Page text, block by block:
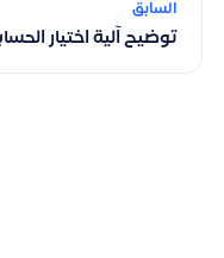
السابق
توضيح آلية اختيار